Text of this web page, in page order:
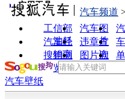
实用工具
工信部
油耗
汽车图
片
汽车经
销商
违章查
询
搜狗浏
览器
图片欣
赏
汽车频道
汽车壁纸